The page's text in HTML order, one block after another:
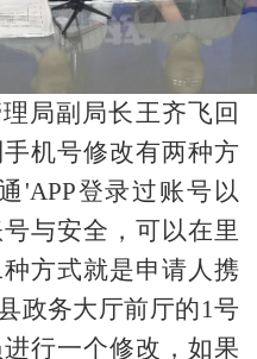
局副局长王齐飞回
机号修改有两种方
'APP登录过账号以
与安全，可以在里
方式就是申请人携
政务大厅前厅的1号
行一个修改，如果